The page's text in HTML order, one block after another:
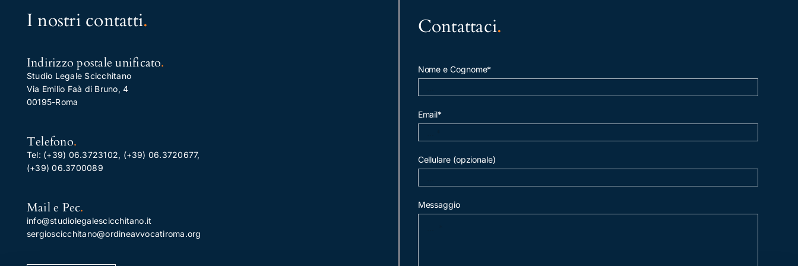
I nostri contatti.
Indirizzo postale unificato.
Studio Legale Scicchitano
Via Emilio Faà di Bruno, 4
00195-Roma
Telefono.
Tel: (+39) 06.3723102, (+39) 06.3720677,
(+39) 06.3700089
Mail e Pec.
info@studiolegalescicchitano.it
sergioscicchitano@ordineavvocatiroma.org
Contattaci.
Nome e Cognome*
Email*
Cellulare (opzionale)
Messaggio